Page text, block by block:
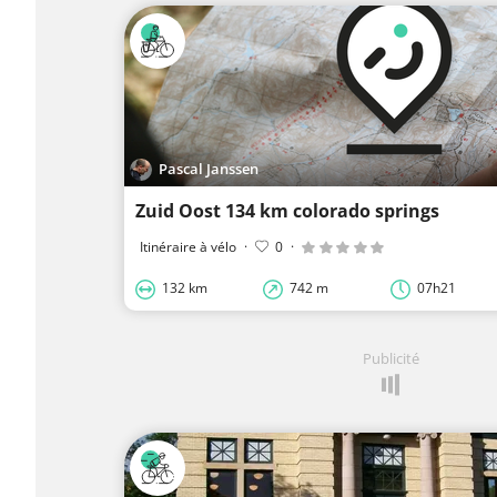
Pascal Janssen
Zuid Oost 134 km colorado springs
Itinéraire à vélo · 0 ·
132 km 742 m 07h21
Publicité